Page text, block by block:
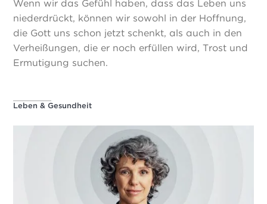
Wenn wir das Gefühl haben, dass das Leben uns
niederdrückt, können wir sowohl in der Hoffnung,
die Gott uns schon jetzt schenkt, als auch in den
Verheißungen, die er noch erfüllen wird, Trost und
Ermutigung suchen.
Leben & Gesundheit